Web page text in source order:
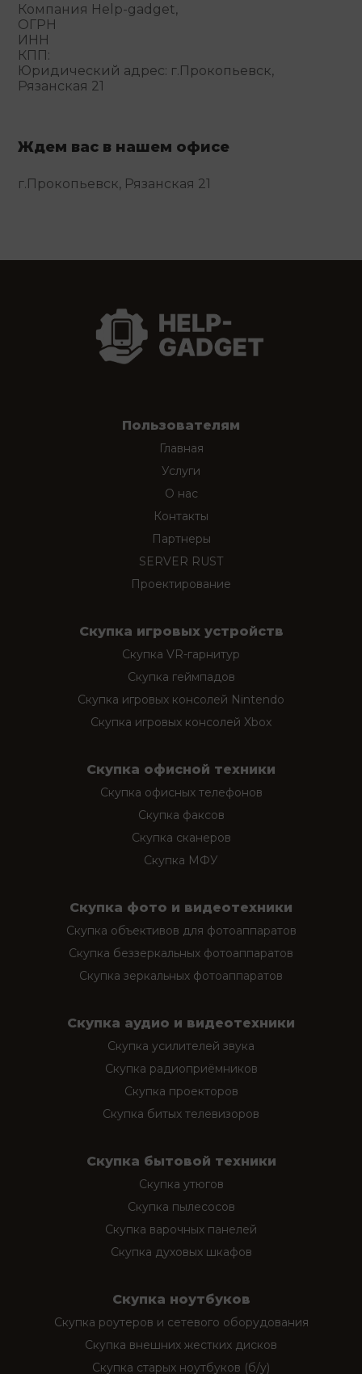
Компания Help-gadget,
ОГРН
ИНН
КПП:
Юридический адрес: г.Прокопьевск,
Рязанская 21
Ждем вас в нашем офисе
г.Прокопьевск, Рязанская 21
Пользователям
Главная
Услуги
О нас
Контакты
Партнеры
SERVER RUST
Проектирование
Скупка игровых устройств
Скупка VR-гарнитур
Скупка геймпадов
Скупка игровых консолей Nintendo
Скупка игровых консолей Xbox
Скупка офисной техники
Скупка офисных телефонов
Скупка факсов
Скупка сканеров
Скупка МФУ
Скупка фото и видеотехники
Скупка объективов для фотоаппаратов
Скупка беззеркальных фотоаппаратов
Скупка зеркальных фотоаппаратов
Скупка аудио и видеотехники
Скупка усилителей звука
Скупка радиоприёмников
Скупка проекторов
Скупка битых телевизоров
Скупка бытовой техники
Скупка утюгов
Скупка пылесосов
Скупка варочных панелей
Скупка духовых шкафов
Скупка ноутбуков
Скупка роутеров и сетевого оборудования
Скупка внешних жестких дисков
Скупка старых ноутбуков (б/у)